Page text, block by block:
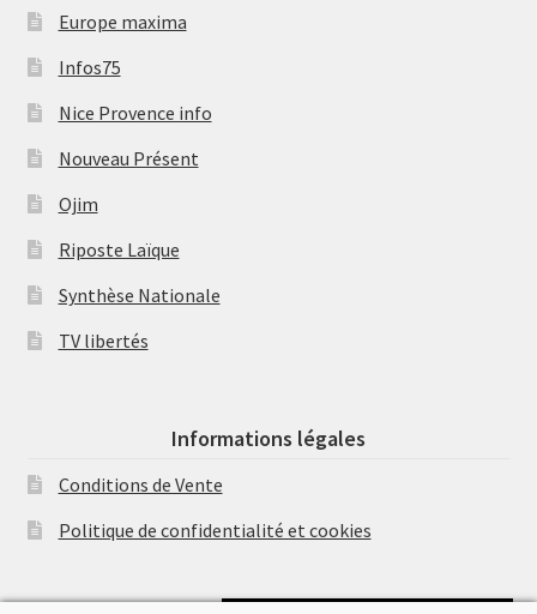
Europe maxima
Infos75
Nice Provence info
Nouveau Présent
Ojim
Riposte Laïque
Synthèse Nationale
TV libertés
Informations légales
Conditions de Vente
Politique de confidentialité et cookies